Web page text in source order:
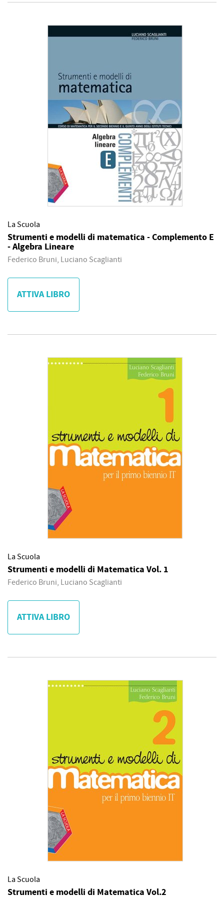
La Scuola
Strumenti e modelli di matematica - Complemento E
- Algebra Lineare
Federico Bruni, Luciano Scaglianti
ATTIVA LIBRO
La Scuola
Strumenti e modelli di Matematica Vol. 1
Federico Bruni, Luciano Scaglianti
ATTIVA LIBRO
La Scuola
Strumenti e modelli di Matematica Vol.2